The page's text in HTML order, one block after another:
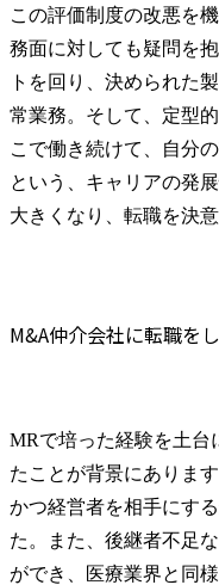
この評価制度の改悪を
務面に対しても疑問を
トを回り、決められた
常業務。そして、定型
こで働き続けて、自分
という、キャリアの発
大きくなり、転職を決意
M&A仲介会社に転職を
MRで培った経験を土台
たことが背景にありま
かつ経営者を相手にす
た。また、後継者不足
ができ、医療業界と同